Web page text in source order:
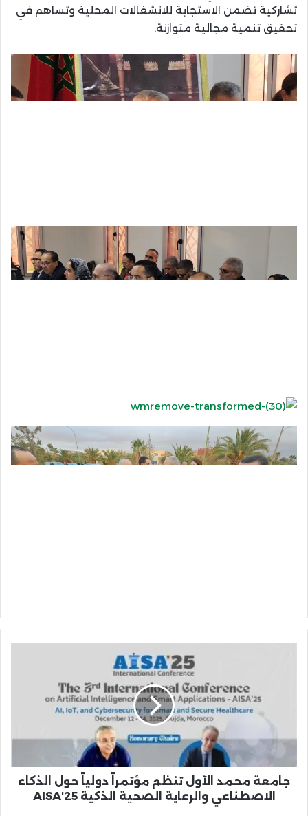
تشاركية تضمن الاستجابة للانشغالات المحلية وتساهم في
تحقيق تنمية مجالية متوازنة.
حول
الاصطناعي
والرعاية
الصحية
جامعة محمد الأول تنظم مؤتمراً دولياً حول الذكاء
الاصطناعي والرعاية الصحية الذكية AISA'25